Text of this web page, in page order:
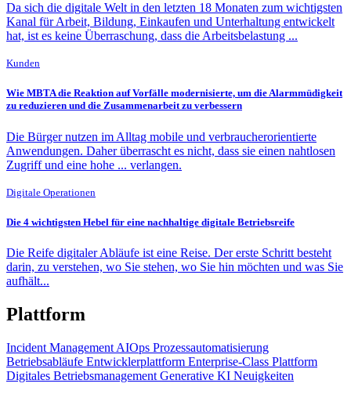
Da sich die digitale Welt in den letzten 18 Monaten zum wichtigsten
Kanal für Arbeit, Bildung, Einkaufen und Unterhaltung entwickelt
hat, ist es keine Überraschung, dass die Arbeitsbelastung ...
Kunden
Wie MBTA die Reaktion auf Vorfälle modernisierte, um die Alarmmüdigkeit
zu reduzieren und die Zusammenarbeit zu verbessern
Die Bürger nutzen im Alltag mobile und verbraucherorientierte
Anwendungen. Daher überrascht es nicht, dass sie einen nahtlosen
Zugriff und eine hohe ... verlangen.
Digitale Operationen
Die 4 wichtigsten Hebel für eine nachhaltige digitale Betriebsreife
Die Reife digitaler Abläufe ist eine Reise. Der erste Schritt besteht
darin, zu verstehen, wo Sie stehen, wo Sie hin möchten und was Sie
aufhält...
Plattform
Incident Management AIOps Prozessautomatisierung
Betriebsabläufe Entwicklerplattform Enterprise-Class Plattform
Digitales Betriebsmanagement Generative KI Neuigkeiten